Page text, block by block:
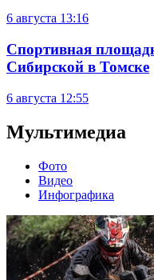
6 августа 13:16
Спортивная
Сибирской в Томске
6 августа 12:55
Мультимедиа
Фото
Видео
Инфографика